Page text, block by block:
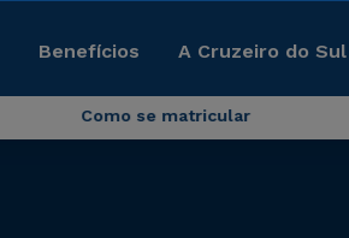
Benefícios A Cruzeiro do
Como se matricular